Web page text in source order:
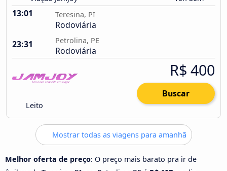
13:01 Teresina, PI
Rodoviária
23:31
Petrolina, PE
Rodoviária
Leito
R$ 400
Buscar
Mostrar todas as viagens para amanhã
Melhor oferta de preço: O preço mais barato pra ir de